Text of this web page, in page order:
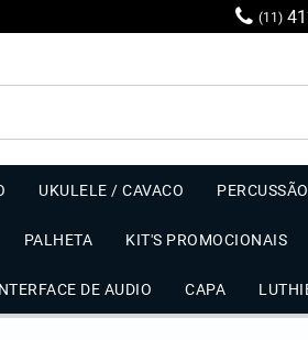
(11)
UKULELE / CAVACO PERCUSSÃO
PALHETA KIT'S PROMOCIONAIS
DE AUDIO CAPA